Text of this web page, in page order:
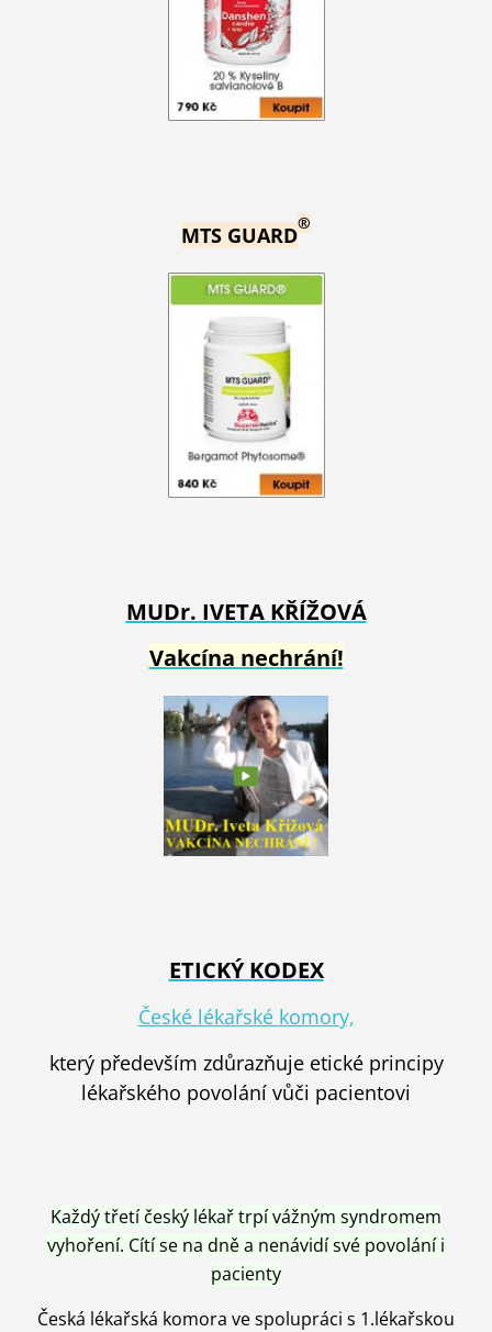
MTS GUARD®
MUDr. IVETA KŘÍŽOVÁ
Vakcína nechrání!
ETICKÝ KODEX
České lékařské komory,
který především zdůrazňuje etické principy
lékařského povolání vůči pacientovi
Každý třetí český lékař trpí vážným syndromem
vyhoření. Cítí se na dně a nenávidí své povolání i
pacienty
Česká lékařská komora ve spolupráci s 1.lékařskou